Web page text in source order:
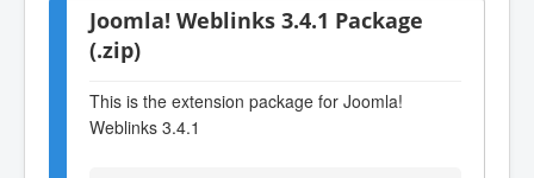
Joomla! Weblinks 3.4.1 Package
(.zip)
This is the extension package for Joomla!
Weblinks 3.4.1